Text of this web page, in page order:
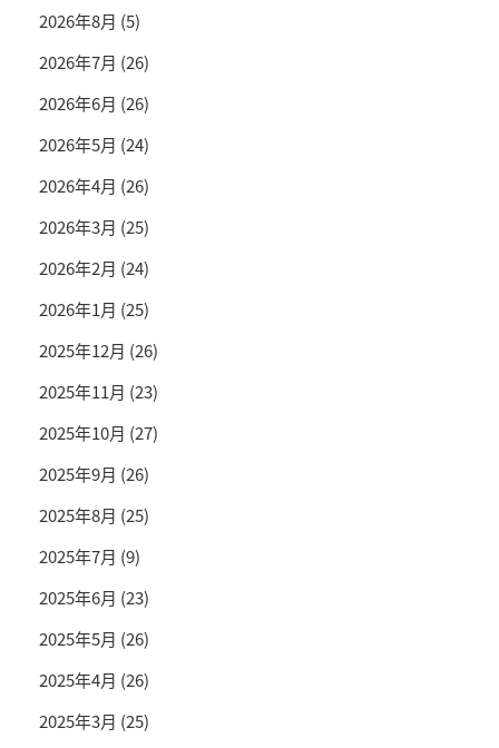
2026年8月 (5)
2026年7月 (26)
2026年6月 (26)
2026年5月 (24)
2026年4月 (26)
2026年3月 (25)
2026年2月 (24)
2026年1月 (25)
2025年12月 (26)
2025年11月 (23)
2025年10月 (27)
2025年9月 (26)
2025年8月 (25)
2025年7月 (9)
2025年6月 (23)
2025年5月 (26)
2025年4月 (26)
2025年3月 (25)